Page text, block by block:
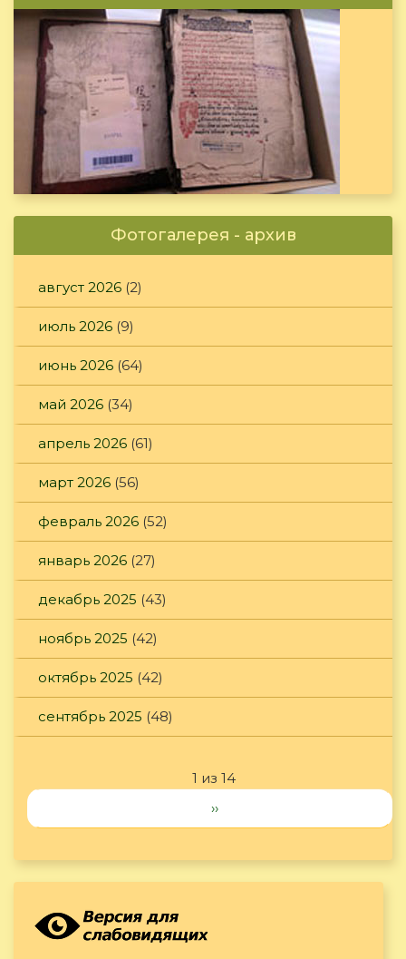
Фотогалерея - архив
август 2026 (2)
июль 2026 (9)
июнь 2026 (64)
май 2026 (34)
апрель 2026 (61)
март 2026 (56)
февраль 2026 (52)
январь 2026 (27)
декабрь 2025 (43)
ноябрь 2025 (42)
октябрь 2025 (42)
сентябрь 2025 (48)
1 из 14
››